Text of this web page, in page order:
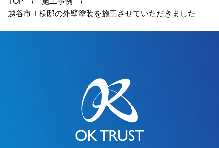
になりました」とのお言葉をいただき、ご満足い
ただけたようで私たちも大変嬉しく思っておりま
す。この度は大切なお住まいの外壁塗装工事をお
越谷市Ｉ様邸の外壁塗装を施工させていただきました